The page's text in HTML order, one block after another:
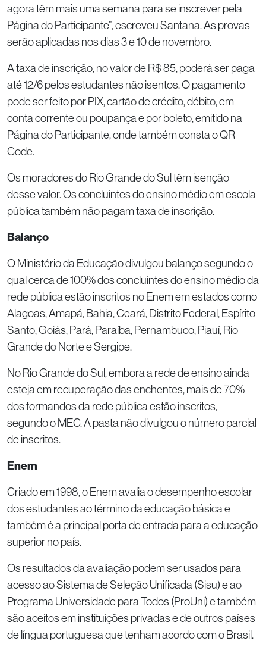
agora têm mais uma semana para se inscrever pela
Página do Participante”, escreveu Santana. As provas
serão aplicadas nos dias 3 e 10 de novembro.
A taxa de inscrição, no valor de R$ 85, poderá ser paga
até 12/6 pelos estudantes não isentos. O pagamento
pode ser feito por PIX, cartão de crédito, débito, em
conta corrente ou poupança e por boleto, emitido na
Página do Participante, onde também consta o QR
Code.
Os moradores do Rio Grande do Sul têm isenção
desse valor. Os concluintes do ensino médio em escola
pública também não pagam taxa de inscrição.
Balanço
O Ministério da Educação divulgou balanço segundo o
qual cerca de 100% dos concluintes do ensino médio da
rede pública estão inscritos no Enem em estados como
Alagoas, Amapá, Bahia, Ceará, Distrito Federal, Espírito
Santo, Goiás, Pará, Paraíba, Pernambuco, Piauí, Rio
Grande do Norte e Sergipe.
No Rio Grande do Sul, embora a rede de ensino ainda
esteja em recuperação das enchentes, mais de 70%
dos formandos da rede pública estão inscritos,
segundo o MEC. A pasta não divulgou o número parcial
de inscritos.
Enem
Criado em 1998, o Enem avalia o desempenho escolar
dos estudantes ao término da educação básica e
também é a principal porta de entrada para a educação
superior no país.
Os resultados da avaliação podem ser usados para
acesso ao Sistema de Seleção Unificada (Sisu) e ao
Programa Universidade para Todos (ProUni) e também
são aceitos em instituições privadas e de outros países
de língua portuguesa que tenham acordo com o Brasil.